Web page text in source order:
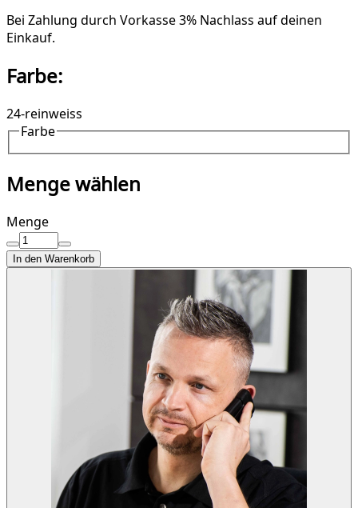
Bei Zahlung durch Vorkasse3% Nachlass auf deinen
Einkauf.
Farbe:
24-reinweiss
Farbe
Menge wählen
Menge
In den Warenkorb